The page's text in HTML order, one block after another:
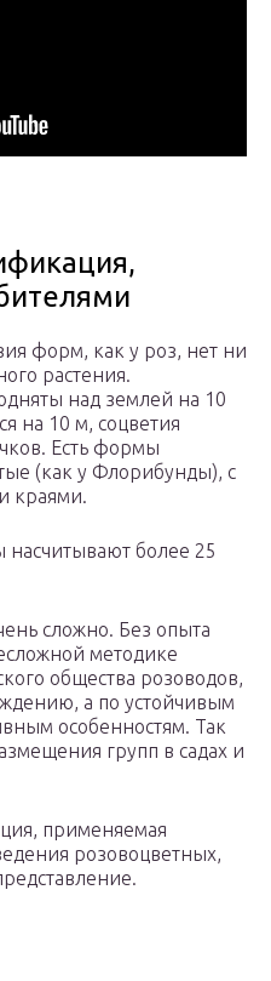
форм, как у роз, нет ни
растения.
над землей на 10
на 10 м, соцветия
Есть формы
(как у Флорибунды), с
краями.
более 25
сложно. Без опыта
методике
общества розоводов,
а по устойчивым
особенностям. Так
групп в садах и
применяемая
розовоцветных,